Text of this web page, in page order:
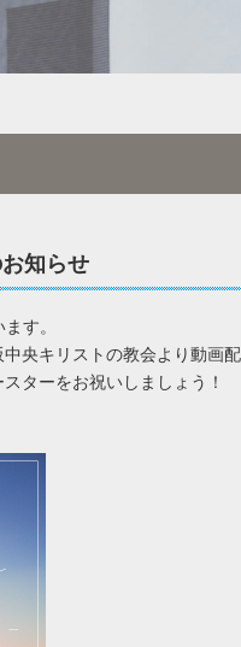
知らせ
す。
央キリストの教会より動画配
ターをお祝いしましょう！